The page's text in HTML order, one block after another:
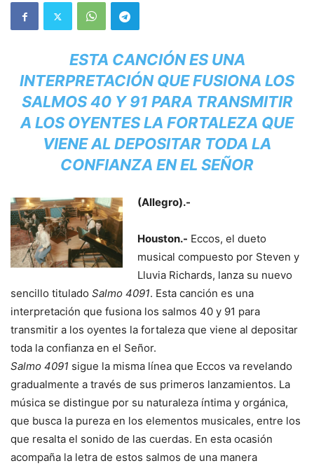
ESTA CANCIÓN ES UNA
INTERPRETACIÓN QUE FUSIONA LOS
SALMOS 40 Y 91 PARA TRANSMITIR
A LOS OYENTES LA FORTALEZA QUE
VIENE AL DEPOSITAR TODA LA
CONFIANZA EN EL SEÑOR
(Allegro).-
Houston.- Eccos, el dueto
musical compuesto por Steven y
Lluvia Richards, lanza su nuevo
sencillo titulado Salmo 4091. Esta canción es una
interpretación que fusiona los salmos 40 y 91 para
transmitir a los oyentes la fortaleza que viene al depositar
toda la confianza en el Señor.
Salmo 4091 sigue la misma línea que Eccos va revelando
gradualmente a través de sus primeros lanzamientos. La
música se distingue por su naturaleza íntima y orgánica,
que busca la pureza en los elementos musicales, entre los
que resalta el sonido de las cuerdas. En esta ocasión
acompaña la letra de estos salmos de una manera